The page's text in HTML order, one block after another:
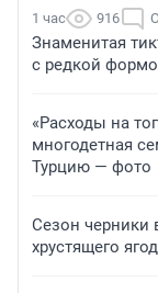
1 час 916
Знаменитая
с редкой
«Расходы на
многодетная
Турцию — фото
Сезон черники
хрустящего